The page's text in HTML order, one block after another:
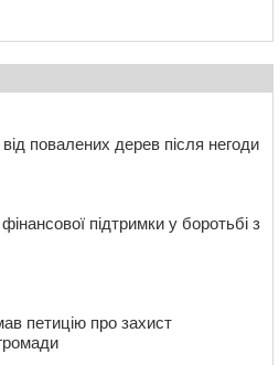
повалених дерев після негоди
підтримки у боротьбі з
петицію про захист